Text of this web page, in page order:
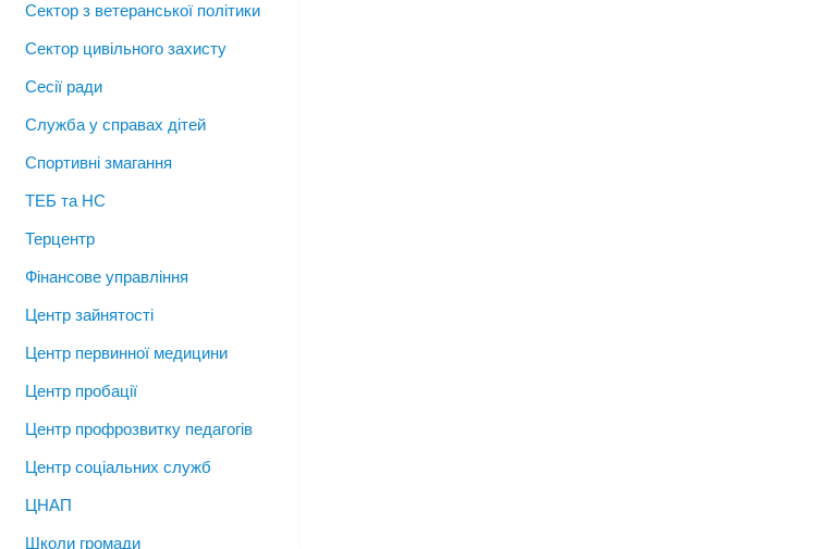
Сектор з ветеранської політики
Сектор цивільного захисту
Сесії ради
Служба у справах дітей
Спортивні змагання
ТЕБ та НС
Терцентр
Фінансове управління
Центр зайнятості
Центр первинної медицини
Центр пробації
Центр профрозвитку педагогів
Центр соціальних служб
ЦНАП
Школи громади